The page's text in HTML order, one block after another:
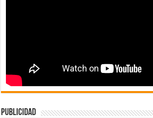
publicidad